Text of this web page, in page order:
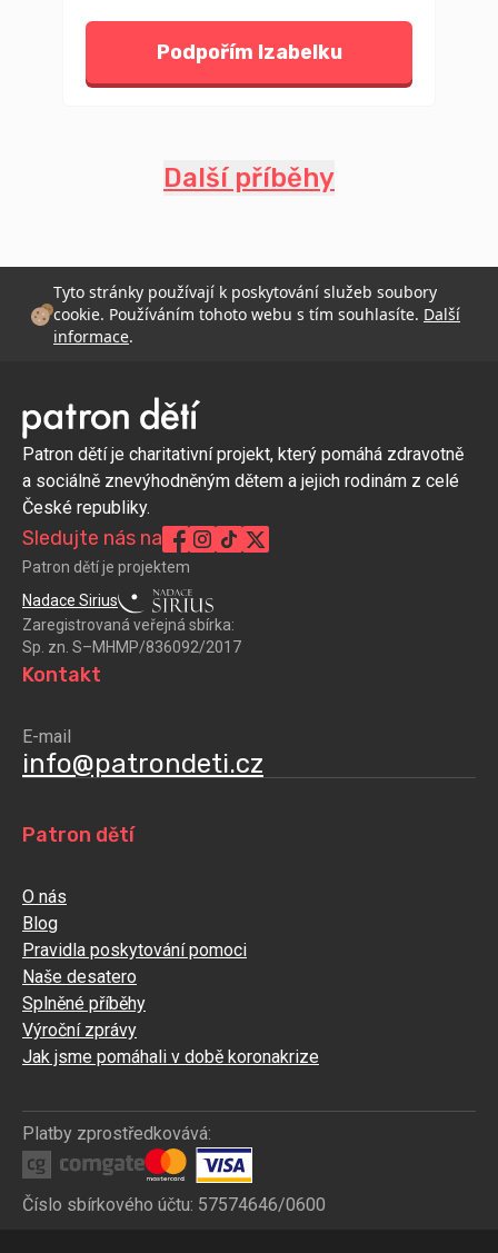
Podpořím Izabelku
Další příběhy
Tyto stránky používají k poskytování služeb soubory
cookie. Používáním tohoto webu s tím souhlasíte. Další
informace.
Patron dětí je charitativní projekt, který pomáhá zdravotně
a sociálně znevýhodněným dětem a jejich rodinám z celé
České republiky.
Sledujte nás na
Patron dětí je projektem
Nadace Sirius
Zaregistrovaná veřejná sbírka:
Sp. zn. S–MHMP/836092/2017
Patron dětí
O nás
Blog
Pravidla poskytování pomoci
Naše desatero
Splněné příběhy
Výroční zprávy
Jak jsme pomáhali v době koronakrize
Kontakt
E-mail
info@patrondeti.cz
Platby zprostředkovává:
Číslo sbírkového účtu: 57574646/0600